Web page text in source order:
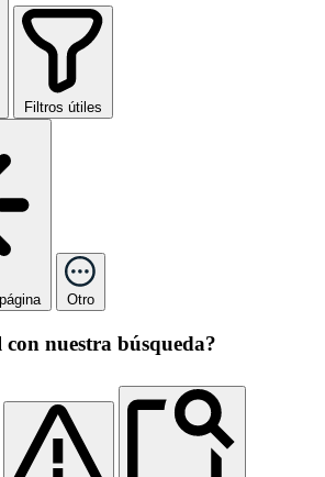
Filtros útiles
Otro
con nuestra búsqueda?